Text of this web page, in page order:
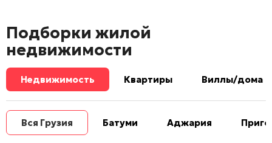
Подборки жилой
недвижимости
Недвижимость Квартиры Виллы/дома
Вся Грузия Батуми Аджария